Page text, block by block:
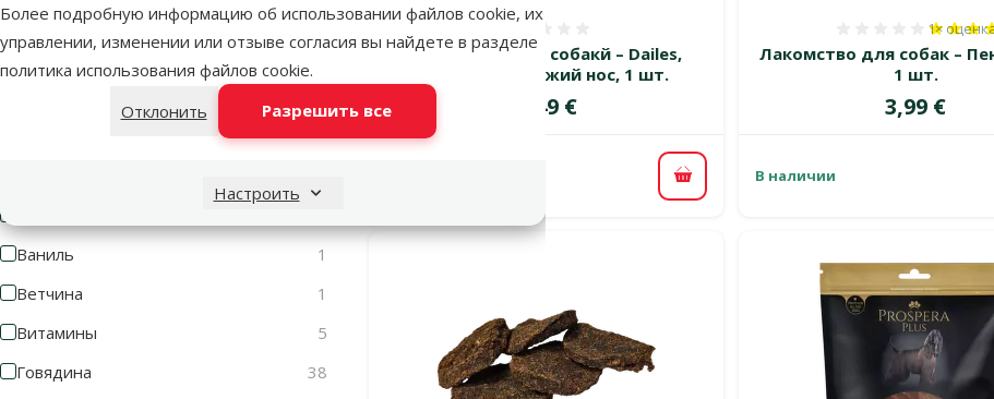
Более подробную информацию об использовании файлов cookie, их
управлении, изменении или отзыве согласия вы найдете в разделе
политика использования файлов cookie.
Отклонить
Разрешить все
Настроить
Ананас
1
Банан
2
Ваниль
1
Ветчина
1
Витамины
5
Говядина
38
Лакомство для собакй – Dailes,
сушеный говяжий нос, 1 шт.
Цена
2,49 €
В корзину
Лакомство для собак –
1 шт.
Оценка
1×
Цена
3,99 €
В наличии